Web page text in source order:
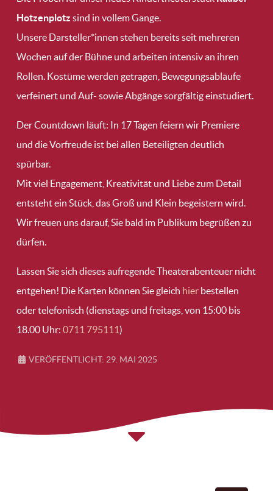
Hotzenplotz sind in vollem Gange.
Unsere Darsteller*innen stehen bereits seit mehreren
Wochen auf der Bühne und arbeiten intensiv an ihren
Rollen. Kostüme werden getragen, Bewegungsabläufe
verfeinert und Auf- sowie Abgänge sorgfältig einstudiert.
Der Countdown läuft: In 17 Tagen feiern wir Premiere
und die Vorfreude ist bei allen Beteiligten deutlich
spürbar.
Mit viel Engagement, Kreativität und Liebe zum Detail
entsteht ein Stück, das Groß und Klein begeistern wird.
Wir freuen uns darauf, Sie bald im Publikum begrüßen zu
dürfen.
Lassen Sie sich dieses aufregende Theaterabenteuer nicht
entgehen! Die Karten können Sie gleich hier bestellen
oder telefonisch (dienstags und freitags, von 15:00 bis
18.00 Uhr: 0711 795111)
VERÖFFENTLICHT: 29. MAI 2025